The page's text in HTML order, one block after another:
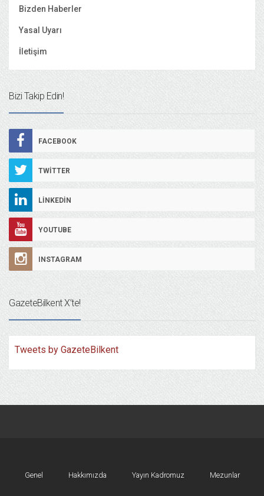
Bizden Haberler
Yasal Uyarı
İletişim
Bizi Takip Edin!
FACEBOOK
TWITTER
LINKEDIN
YOUTUBE
INSTAGRAM
GazeteBilkent X’te!
Tweets by GazeteBilkent
Genel Hakkımızda Yayın Kadromuz Mezunlar